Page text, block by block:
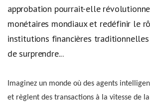
approbation pourrait-elle
monétaires mondiaux et redéfinir le
institutions financières
de surprendre...
Imaginez un monde où des agents
et règlent des transactions à la vitesse de